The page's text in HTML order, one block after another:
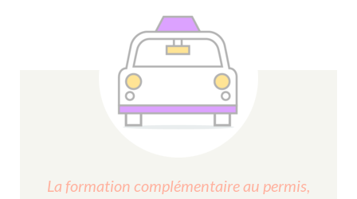
La formation complémentaire au permis,